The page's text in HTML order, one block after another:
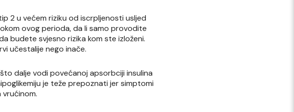
2 u većem riziku od iscrpljenosti usljed
ovog perioda, da li samo provodite
budete svjesno rizika kom ste izloženi.
učestalije nego inače.
dalje vodi povećanoj apsorbciji insulina
je teže prepoznati jer simptomi